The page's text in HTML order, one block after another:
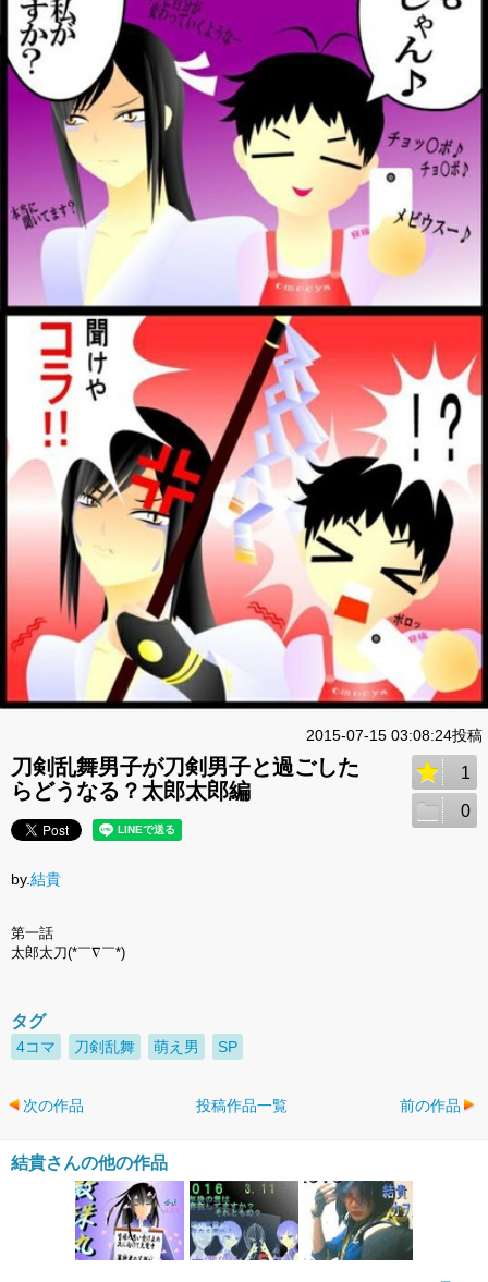
2015-07-15 03:08:24投稿
刀剣乱舞男子が刀剣男子と過ごした
らどうなる？太郎太郎編
1
0
by.結貴
第一話
太郎太刀(*￣∇￣*)
タグ
4コマ 刀剣乱舞 萌え男 SP
次の作品 投稿作品一覧 前の作品
結貴さんの他の作品